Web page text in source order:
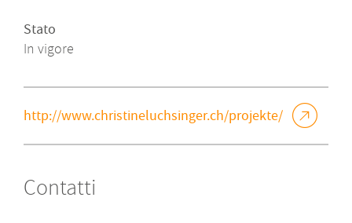
Stato
In vigore
http://www.christineluchsinger.ch/projekte/
Contatti